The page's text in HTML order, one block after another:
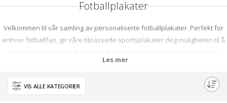
Fotballplakater
Velkommen til vår samling av personaliserte fotballplakater. Perfekt for
enhver fotballfan, gir våre tilpassede sportsplakater deg muligheten til å
bringe din lidenskap for spillet til din egen stue. Velg fra et utvalg av
design og personaliser med ditt favorittlag eller spiller. Det er det
perfekte tillegget til enhver sportsentusiasts innredning, eller en
tankevekkende gave til en fotballglad venn.
Les mer
VIS ALLE KATEGORIER